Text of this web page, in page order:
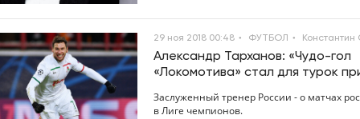
29 ноя 2018 00:48 ФУТБОЛ Константин
Александр Тарханов: «Чудо-гол
«Локомотива» стал для турок
Заслуженный тренер России - о матчах
в Лиге чемпионов.